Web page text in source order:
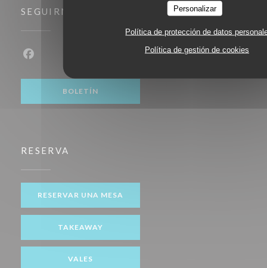
Personalizar
Política de protección de datos
Política de gestión de cookies
SEGUIRNOS
BOLETÍN
RESERVA
RESERVAR UNA MESA
TAKEAWAY
VALES